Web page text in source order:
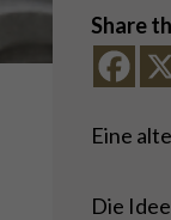
Share
Eine
Die